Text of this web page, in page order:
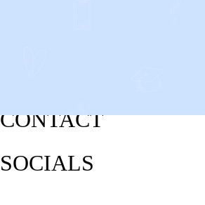
CONTACT
SOCIALS